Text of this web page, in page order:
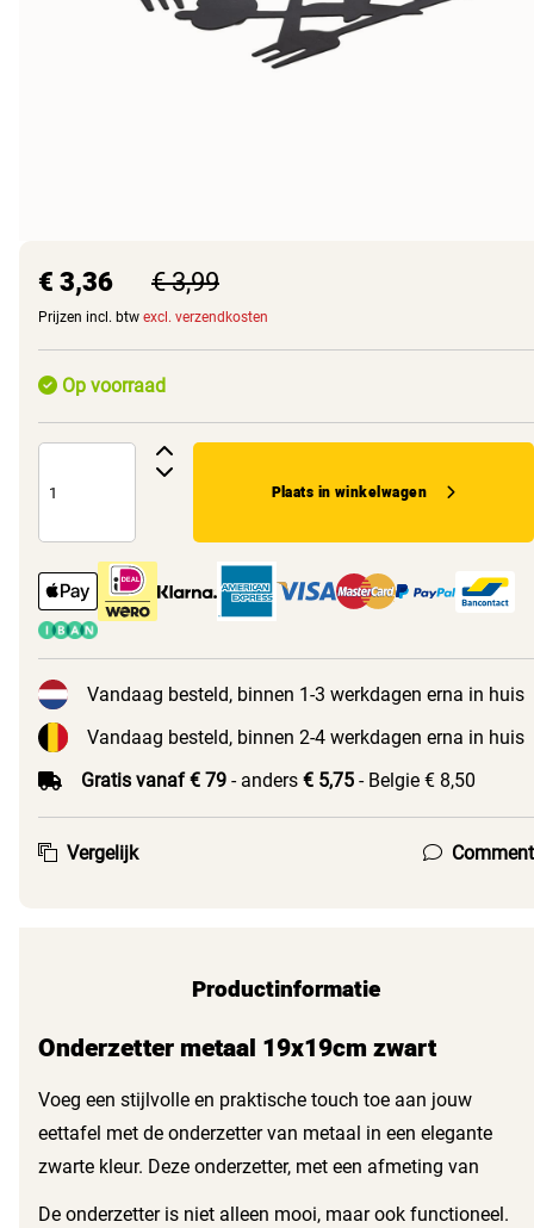
€ 3,36 € 3,99
Prijzen incl. btw excl. verzendkosten
Op voorraad
Plaats in winkelwagen
Vandaag besteld, binnen 1-3 werkdagen erna in huis
Vandaag besteld, binnen 2-4 werkdagen erna in huis
Gratis vanaf € 79 - anders € 5,75 - Belgie € 8,50
Vergelijk Comment
Productinformatie
Onderzetter metaal 19x19cm zwart
Voeg een stijlvolle en praktische touch toe aan jouw
eettafel met de onderzetter van metaal in een elegante
zwarte kleur. Deze onderzetter, met een afmeting van
De onderzetter is niet alleen mooi, maar ook functioneel.